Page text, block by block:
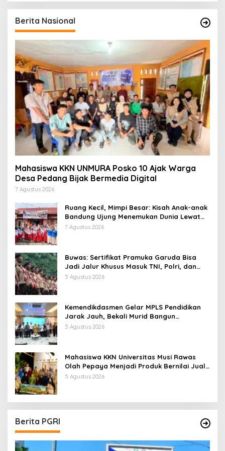
Berita Nasional
Mahasiswa KKN UNMURA Posko 10 Ajak Warga
Desa Pedang Bijak Bermedia Digital
7 Agustus 2026
Ruang Kecil, Mimpi Besar: Kisah Anak-anak
Bandung Ujung Menemukan Dunia Lewat
Literasi
7 Agustus 2026
Buwas: Sertifikat Pramuka Garuda Bisa
Jadi Jalur Khusus Masuk TNI, Polri, dan
Perguruan Tinggi
5 Agustus 2026
Kemendikdasmen Gelar MPLS Pendidikan
Jarak Jauh, Bekali Murid Bangun
Kemandirian Belajar
5 Agustus 2026
Mahasiswa KKN Universitas Musi Rawas
Olah Pepaya Menjadi Produk Bernilai Jual
Tinggi, Dorong UMKM Desa Air Satan
5 Agustus 2026
Berita PGRI